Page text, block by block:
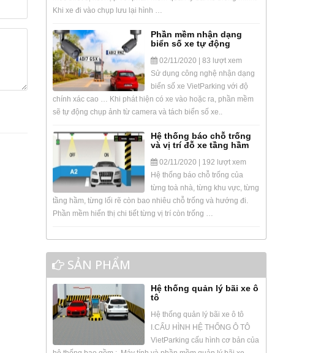
Khi xe đi vào chụp lưu lại hình …
Phần mềm nhận dạng
biển số xe tự động
02/11/2020 | 83 lượt xem
Sử dụng công nghệ nhận dạng
biển số xe VietParking với độ
chính xác cao … Khi phát hiện có xe vào hoặc ra, phần mềm
sẽ tự động chụp ảnh từ camera và tách biển số xe..
Hệ thống báo chỗ trống
và vị trí đỗ xe tầng hầm
02/11/2020 | 192 lượt xem
Hệ thống báo chỗ trống của
từng toà nhà, từng khu vực, từng
tầng hầm, từng lối rẽ còn bao nhiêu chỗ trống và hướng đi.
Phần mềm hiển thị chi tiết từng vị trí còn trống …
SẢN PHẨM
Hệ thống quản lý bãi xe ô
tô
Hệ thống quản lý bãi xe ô tô
I.CẤU HÌNH HỆ THỐNG Ô TÔ
VietParking cấu hình cơ bản của